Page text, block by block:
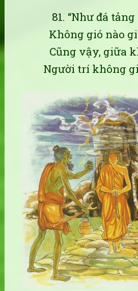
81. “Như đá
Không gió nào
Cũng vậy, giữa
Người trí không